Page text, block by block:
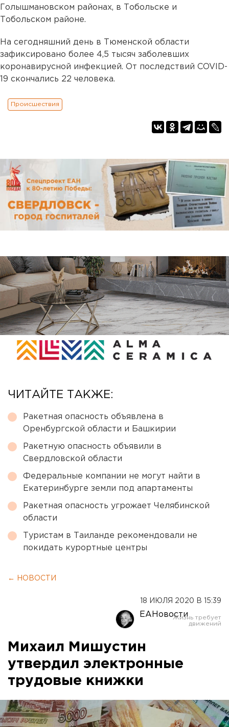
Голышмановском районах, в Тобольске и
Тобольском районе.
На сегодняшний день в Тюменской области
зафиксировано более 4,5 тысяч заболевших
коронавирусной инфекцией. От последствий COVID-
19 скончались 22 человека.
Происшествия
ЧИТАЙТЕ ТАКЖЕ:
Ракетная опасность объявлена в
Оренбургской области и Башкирии
Ракетную опасность объявили в
Свердловской области
Федеральные компании не могут найти в
Екатеринбурге земли под апартаменты
Ракетная опасность угрожает Челябинской
области
Туристам в Таиланде рекомендовали не
покидать курортные центры
← НОВОСТИ
18 ИЮЛЯ 2020 В 15:39
ЕАНовости
Михаил Мишустин
утвердил электронные
трудовые книжки